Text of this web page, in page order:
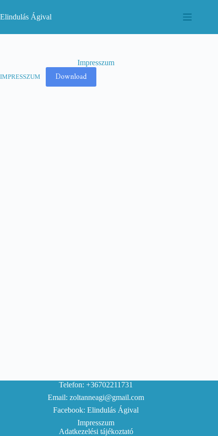
to
content
Elindulás Ágival
Impresszum
IMPRESSZUM Download
Telefon:+36702211731
Email:zoltanneagi@gmail.com
Facebook:Elindulás Ágival
Impresszum
Adatkezelési tájékoztató